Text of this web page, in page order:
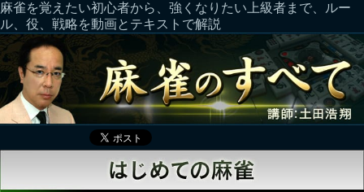
麻雀を覚えたい初心者から、強くなりたい上級者まで、ルー
ル、役、戦略を動画とテキストで解説